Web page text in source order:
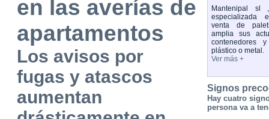
en las averías de
apartamentos
Los avisos por
fugas y atascos
aumentan
Mantenipal sl
especializada
venta de
amplia sus
contenedores
plástico o metal.
Ver más +
Signos
Hay cuatro
persona va a